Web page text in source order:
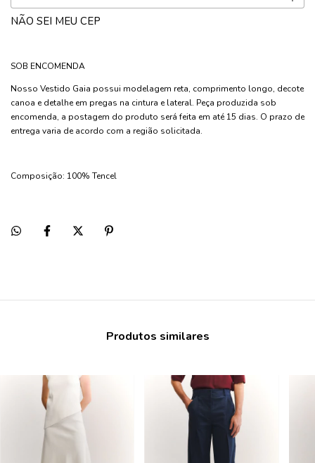
NÃO SEI MEU CEP
SOB ENCOMENDA
Nosso Vestido Gaia possui modelagem reta, comprimento longo, decote
canoa e detalhe em pregas na cintura e lateral. Peça produzida sob
encomenda, a postagem do produto será feita em até 15 dias. O prazo de
entrega varia de acordo com a região solicitada.
Composição: 100% Tencel
Produtos similares